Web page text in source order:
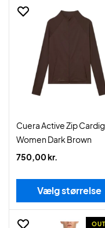
Cuera Active Zip
Women Dark Brown
750,00 kr.
Vælg størrelse